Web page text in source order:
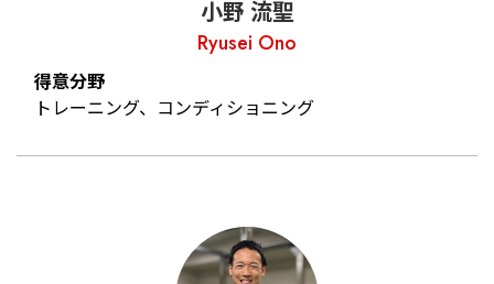
小野 流聖
Ryusei Ono
得意分野
トレーニング、コンディショニング